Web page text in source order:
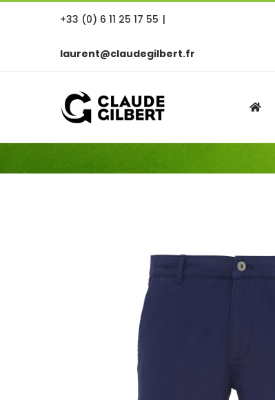
+33 (0) 6 11 25 17 55 |
laurent@claudegilbert.fr